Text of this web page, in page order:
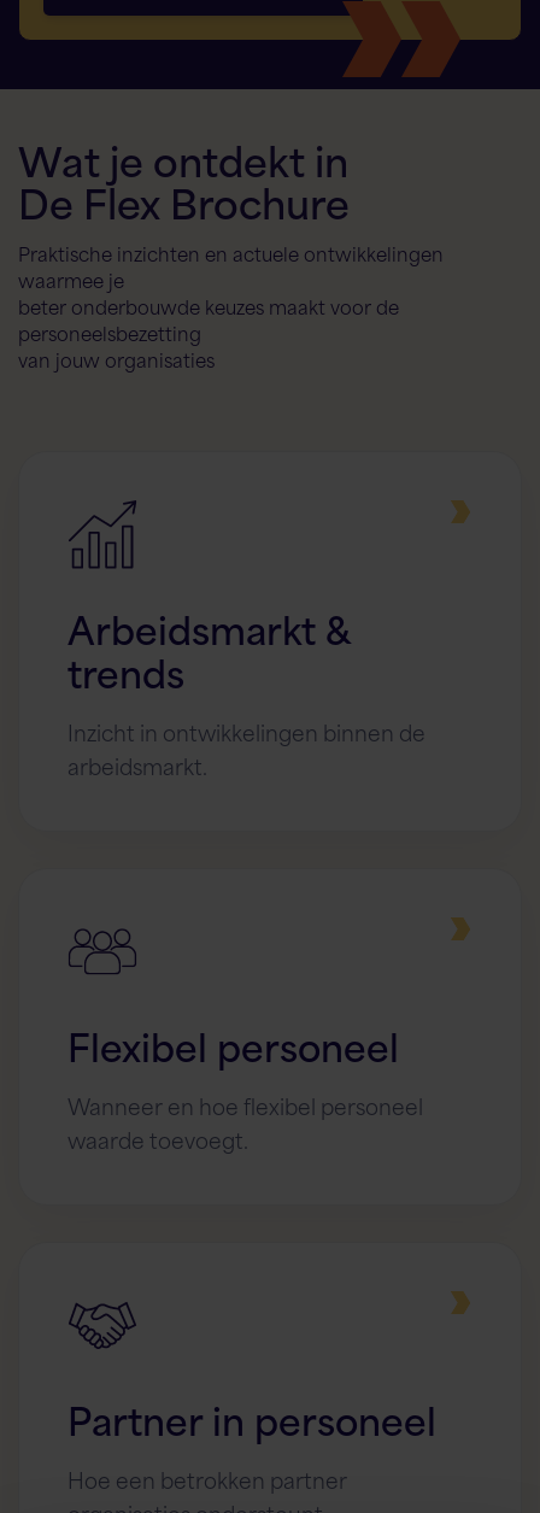
Wat je ontdekt in
De Flex Brochure
Praktische inzichten en actuele ontwikkelingen
waarmee je
beter onderbouwde keuzes maakt voor de
personeelsbezetting
van jouw organisaties
Arbeidsmarkt &
trends
Inzicht in ontwikkelingen binnen de
arbeidsmarkt.
Flexibel personeel
Wanneer en hoe flexibel personeel
waarde toevoegt.
Partner in personeel
Hoe een betrokken partner